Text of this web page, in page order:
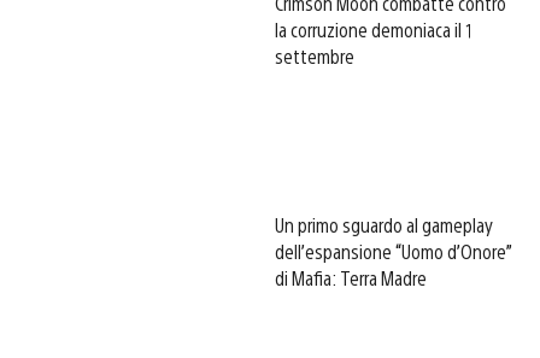
la corruzione demoniaca il 1
settembre
Un primo sguardo al gameplay
dell’espansione “Uomo d’Onore”
di Mafia: Terra Madre